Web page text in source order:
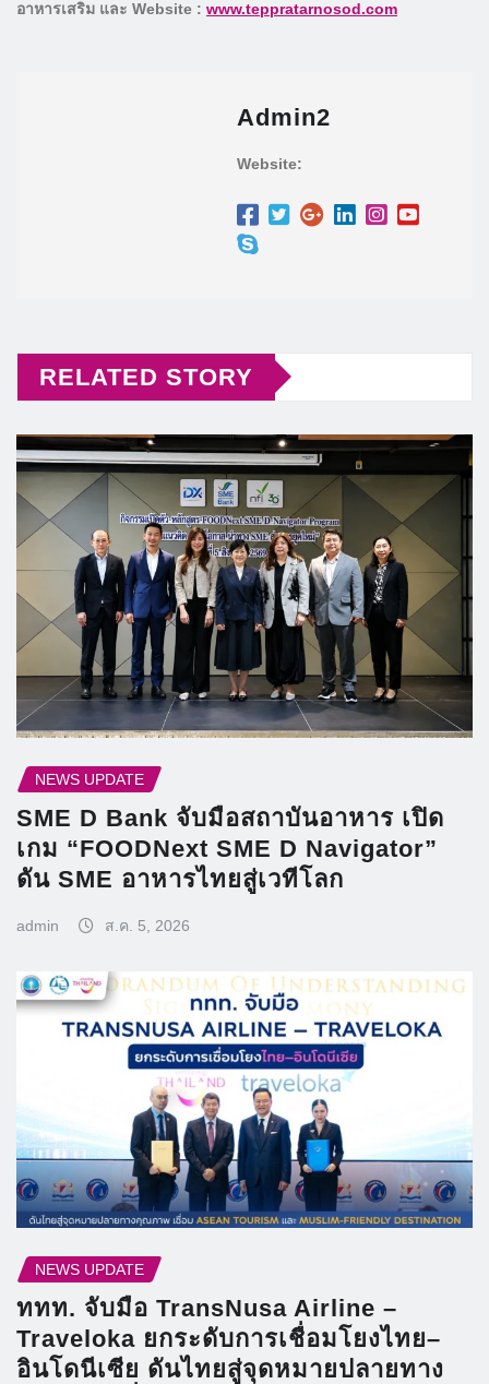
อาหารเสริม และ Website : www.teppratarnosod.com
Admin2
Website:
RELATED STORY
NEWS UPDATE
SME D Bank จับมือสถาบันอาหาร เปิด
เกม “FOODNext SME D Navigator”
ดัน SME อาหารไทยสู่เวทีโลก
admin ส.ค. 5, 2026
NEWS UPDATE
ททท. จับมือ TransNusa Airline –
Traveloka ยกระดับการเชื่อมโยงไทย–
อินโดนีเซีย ดันไทยสู่จุดหมายปลายทาง